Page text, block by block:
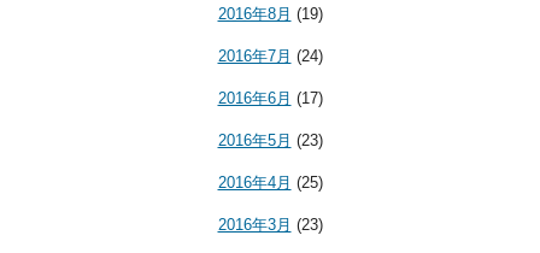
2016年8月 (19)
2016年7月 (24)
2016年6月 (17)
2016年5月 (23)
2016年4月 (25)
2016年3月 (23)